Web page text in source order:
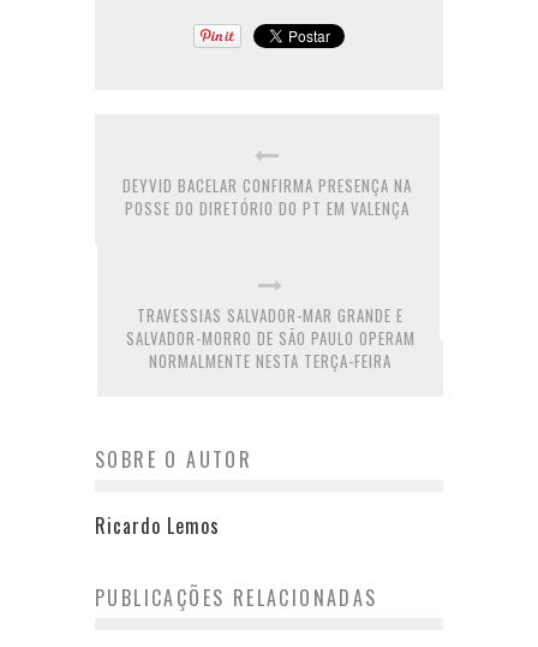
DEYVID BACELAR CONFIRMA PRESENÇA NA
POSSE DO DIRETÓRIO DO PT EM VALENÇA
TRAVESSIAS SALVADOR-MAR GRANDE E
SALVADOR-MORRO DE SÃO PAULO OPERAM
NORMALMENTE NESTA TERÇA-FEIRA
SOBRE O AUTOR
Ricardo Lemos
PUBLICAÇÕES RELACIONADAS